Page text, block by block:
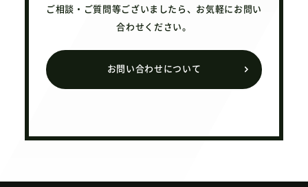
ご相談・ご質問等ございましたら、お気軽にお問い
合わせください。
お問い合わせについて